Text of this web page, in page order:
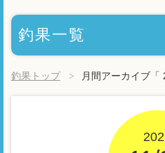
釣果一覧
釣果トップ 月間アーカイブ「